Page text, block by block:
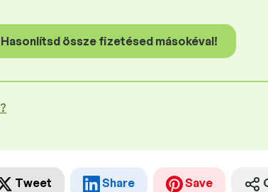
Hasonlítsd össze fizetésed másokéval!
Tweet Share Save